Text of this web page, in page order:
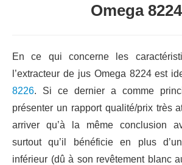
Omega 8224
En ce qui concerne les
l’extracteur de jus Omega 8224 est
8226. Si ce dernier a comme
présenter un rapport qualité/prix très
arriver qu’à la même conclusion
surtout qu’il bénéficie en plus
inférieur (dû à son revêtement blanc